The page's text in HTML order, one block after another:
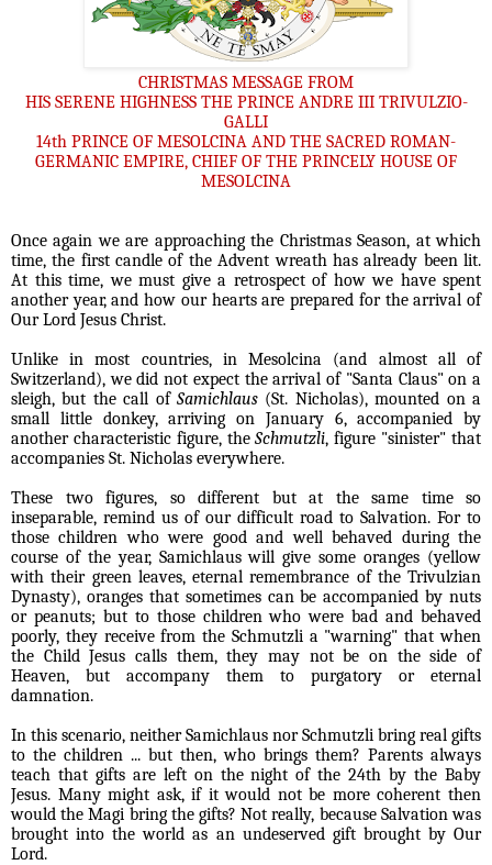
CHRISTMAS MESSAGE FROM
HIS SERENE HIGHNESS THE PRINCE ANDRE III TRIVULZIO-
GALLI
14th PRINCE OF MESOLCINA AND THE SACRED ROMAN-
GERMANIC EMPIRE, CHIEF OF THE PRINCELY HOUSE OF
MESOLCINA
Once again we are approaching the Christmas Season, at which
time, the first candle of the Advent wreath has already been lit.
At this time, we must give a retrospect of how we have spent
another year, and how our hearts are prepared for the arrival of
Our Lord Jesus Christ.
Unlike in most countries, in Mesolcina (and almost all of
Switzerland), we did not expect the arrival of "Santa Claus" on a
sleigh, but the call of Samichlaus (St. Nicholas), mounted on a
small little donkey, arriving on January 6, accompanied by
another characteristic figure, theSchmutzli, figure "sinister" that
accompanies St. Nicholas everywhere.
These two figures, so different but at the same time so
inseparable, remind us of our difficult road to Salvation. For to
those children who were good and well behaved during the
course of the year, Samichlaus will give some oranges (yellow
with their green leaves, eternal remembrance of the Trivulzian
Dynasty), oranges that sometimes can be accompanied by nuts
or peanuts; but to those children who were bad and behaved
poorly, they receive from the Schmutzli a "warning" that when
the Child Jesus calls them, they may not be on the side of
Heaven, but accompany them to purgatory or eternal
damnation.
In this scenario, neither Samichlaus nor Schmutzli bring real gifts
to the children ... but then, who brings them? Parents always
teach that gifts are left on the night of the 24th by the Baby
Jesus. Many might ask, if it would not be more coherent then
would the Magi bring the gifts? Not really, because Salvation was
brought into the world as an undeserved gift brought by Our
Lord.